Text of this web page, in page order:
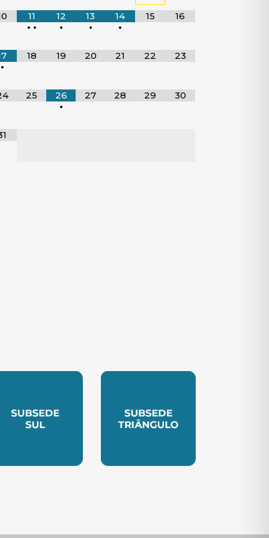
11
• •
12
•
13
•
14
•
15 16
•
18 19 20 21 22 23
25
26
•
27 28 29 30